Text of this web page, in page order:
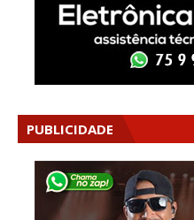
PUBLICIDADE